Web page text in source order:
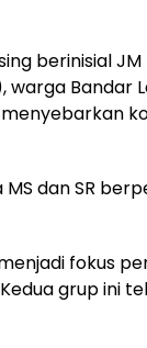
berinisial
warga Bandar
dan SR
fokus
grup ini